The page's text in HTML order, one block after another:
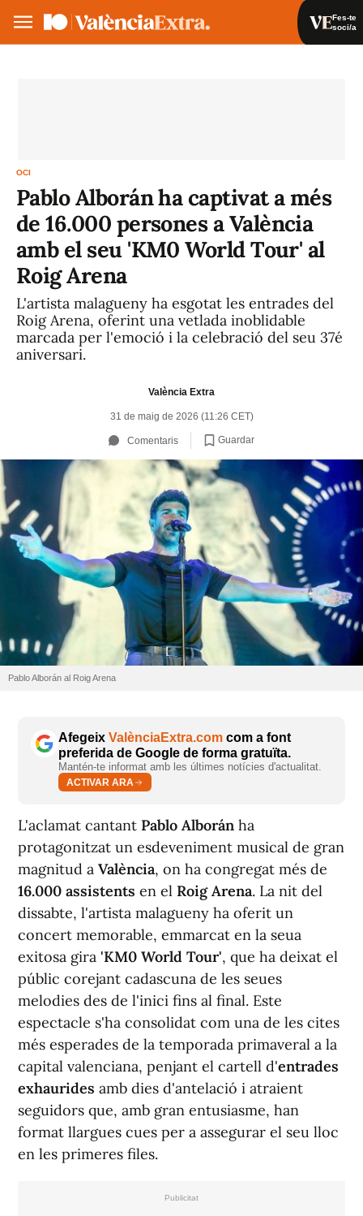
Fes-te
soci/a
OCI
Pablo Alborán ha captivat a més
de 16.000 persones a València
amb el seu 'KM0 World Tour' al
Roig Arena
L'artista malagueny ha esgotat les entrades del
Roig Arena, oferint una vetlada inoblidable
marcada per l'emoció i la celebració del seu 37é
aniversari.
València Extra
31 de maig de 2026 (11:26 CET)
Comentaris Guardar
Pablo Alborán al Roig Arena
Afegeix ValènciaExtra.com com a font
preferida de Google de forma gratuïta.
Mantén-te informat amb les últimes notícies d'actualitat.
ACTIVAR ARA
L'aclamat cantant Pablo Alborán ha
protagonitzat un esdeveniment musical de gran
magnitud a València, on ha congregat més de
16.000 assistents en el Roig Arena. La nit del
dissabte, l'artista malagueny ha oferit un
concert memorable, emmarcat en la seua
exitosa gira 'KM0 World Tour', que ha deixat el
públic corejant cadascuna de les seues
melodies des de l'inici fins al final. Este
espectacle s'ha consolidat com una de les cites
més esperades de la temporada primaveral a la
capital valenciana, penjant el cartell d'entrades
exhaurides amb dies d'antelació i atraient
seguidors que, amb gran entusiasme, han
format llargues cues per a assegurar el seu lloc
en les primeres files.